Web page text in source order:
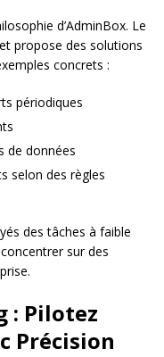
d’AdminBox. Le
propose des solutions
concrets :
périodiques
de données
selon des règles
des tâches à faible
sur des
: Pilotez
Précision